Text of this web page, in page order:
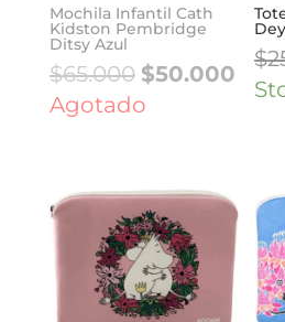
Mochila Infantil Cath
Kidston Pembridge
Ditsy Azul
$65.000 El
precio
$65.000.
$50.000El
Agotado
$